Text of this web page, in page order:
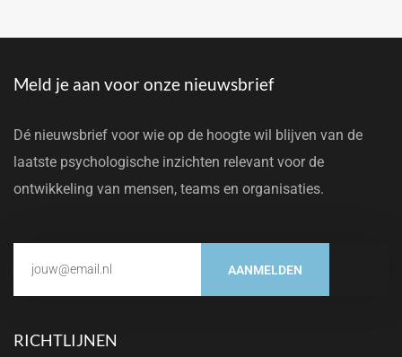
Meld je aan voor onze nieuwsbrief
Dé nieuwsbrief voor wie op de hoogte wil blijven van de
laatste psychologische inzichten relevant voor de
ontwikkeling van mensen, teams en organisaties.
AANMELDEN
RICHTLIJNEN